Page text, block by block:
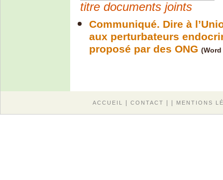
titre documents joints
Communiqué. Dire à
aux perturbateurs
proposé par des ONG (Word
ACCUEIL CONTACT MENTIONS